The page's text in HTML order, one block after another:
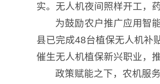
实。无人机夜间照样开工，
为鼓励农户推广应用智
县已完成48台植保无人机补
催生无人机植保新兴职业，
政策赋能之下，农机服